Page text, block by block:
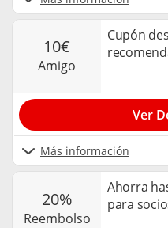
10€
amigo
Cupón
Más información
Ver
20%
reembolso
Ahorra
para